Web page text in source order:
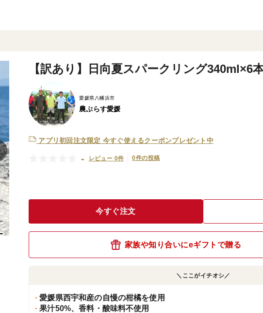
【訳あり】日向夏スパークリング340ml×6
愛媛県八幡浜市
農ぷらす愛媛
アプリ初回注文限定 今すぐ使えるクーポンプレゼント中
- レビュー 0件 0件の投稿
今すぐ注文
家族や知り合いにeギフトで贈る
＼ここがイチオシ／
愛媛県西宇和産の自慢の柑橘を使用
果汁50%、香料・酸味料不使用